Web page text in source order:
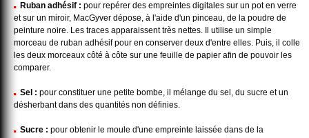
Ruban adhésif : pour repérer des empreintes digitales sur un pot en verre
et sur un miroir, MacGyver dépose, à l'aide d'un pinceau, de la poudre de
peinture noire. Les traces apparaissent très nettes. Il utilise un simple
morceau de ruban adhésif pour en conserver deux d'entre elles. Puis, il colle
les deux morceaux côté à côte sur une feuille de papier afin de pouvoir les
comparer.
Sel : pour constituer une petite bombe, il mélange du sel, du sucre et un
désherbant dans des quantités non définies.
Sucre : pour obtenir le moule d'une empreinte laissée dans de la